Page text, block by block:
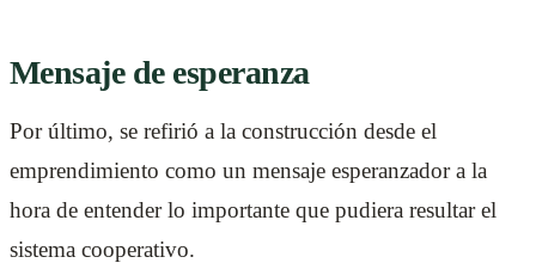
Mensaje de esperanza
Por último, se refirió a la construcción desde el
emprendimiento como un mensaje esperanzador a la
hora de entender lo importante que pudiera resultar el
sistema cooperativo.